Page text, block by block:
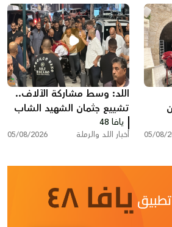
05/08/
اللد: وسط مشاركة الآلاف..
تشييع جثمان الشهيد الشاب
سامي جعصوص
يافا 48
أخبار اللد والرملة 05/08/2026